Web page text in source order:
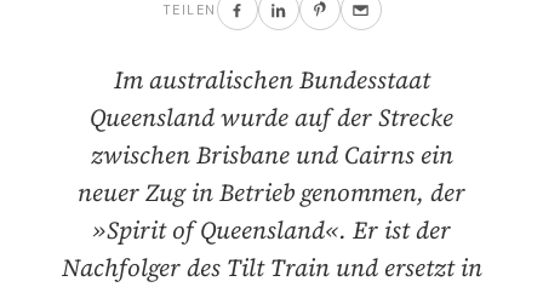
TEILEN
Im australischen Bundesstaat
Queensland wurde auf der Strecke
zwischen Brisbane und Cairns ein
neuer Zug in Betrieb genommen, der
»Spirit of Queensland«. Er ist der
Nachfolger des Tilt Train und ersetzt in